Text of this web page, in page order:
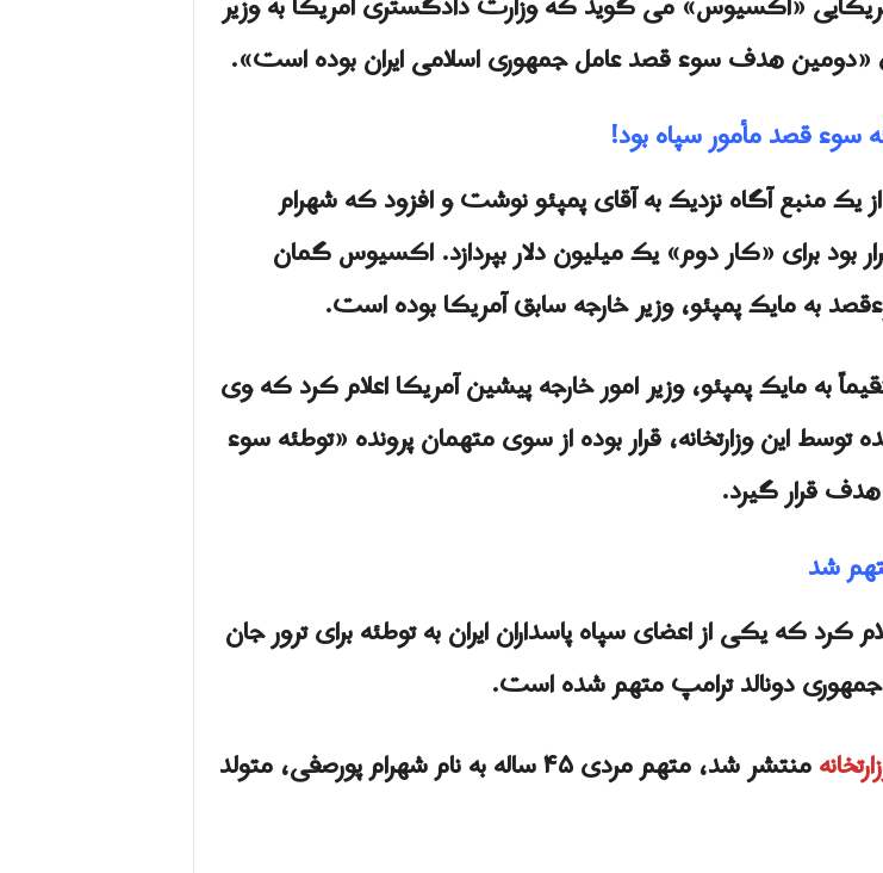
هدف سوء قصد عامل جمهوری اسلامی ایران بوده است».
سوء قصد مأمور سپاه بود!
خرداد به نقل از یک منبع آگاه نزدیک به آقای پمپئو نوشت و افزود که شهرام
برای «کار دوم» یک میلیون دلار بپردازد. اکسیوس گمان
به مایک پمپئو، وزیر خارجه سابق آمریکا بوده است.
به مایک پمپئو، وزیر امور خارجه پیشین آمریکا اعلام کرد که وی
این وزارتخانه، قرار بوده از سوی متهمان پرونده «توطئه سوء
قرار گیرد.
شد
اعلام کرد که یکی از اعضای سپاه پاسداران ایران به توطئه برای ترور جان
دونالد ترامپ متهم شده است.
منتشر شد، متهم مردی ۴۵ ساله به نام شهرام پورصفی، متولد